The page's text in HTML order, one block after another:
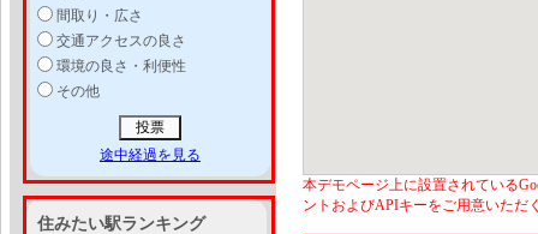
間取り・広さ
交通アクセスの良さ
環境の良さ・利便性
その他
途中経過を見る
住みたい駅ランキング
本デモページ上に設置されている
ントおよびAPIキーをご用意いただ